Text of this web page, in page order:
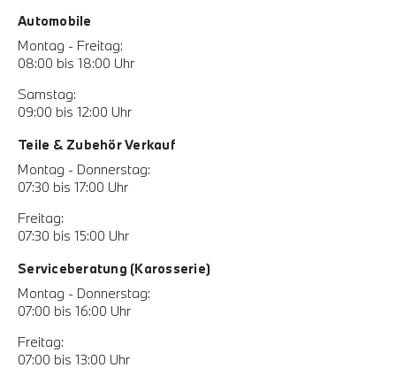
Automobile
Montag - Freitag:
08:00 bis 18:00 Uhr
Samstag:
09:00 bis 12:00 Uhr
Teile & Zubehör Verkauf
Montag - Donnerstag:
07:30 bis 17:00 Uhr
Freitag:
07:30 bis 15:00 Uhr
Serviceberatung (Karosserie)
Montag - Donnerstag:
07:00 bis 16:00 Uhr
Freitag:
07:00 bis 13:00 Uhr